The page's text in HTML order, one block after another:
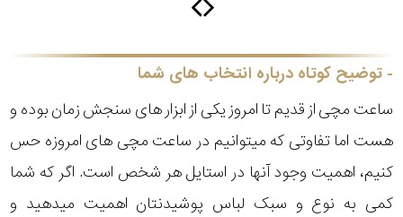
توضیح کوتاه درباره انتخاب های شما
ساعت مچی از قدیم تا امروز یکی از ابزار های سنجش زمان بوده و
هست اما تفاوتی که میتوانیم در ساعت مچی های امروزه حس
کنیم، اهمیت وجود آنها در استایل هر شخص است. اگر که شما
کمی به نوع و سبک لباس پوشیدنتان اهمیت میدهید و
اورینت
پیلار